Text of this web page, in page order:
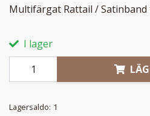
Multifärgat Rattail / Satinband
I lager
Lagersaldo: 1